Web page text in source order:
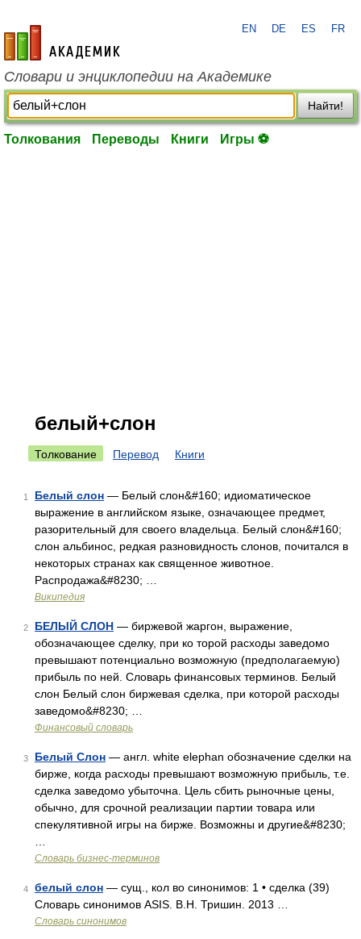
academic.ru
EN DE ES FR
Словари и энциклопедии на Академике
Найти!
Толкования Переводы Книги Игры ⚽
белый+слон
Толкование Перевод Книги
1 Белый слон — Белый слон&#160; идиоматическое
выражение в английском языке, означающее предмет,
разорительный для своего владельца. Белый слон&#160;
слон альбинос, редкая разновидность слонов, почитался в
некоторых странах как священное животное.
Распродажа&#8230; …
Википедия
2 БЕЛЫЙ СЛОН — биржевой жаргон, выражение,
обозначающее сделку, при ко торой расходы заведомо
превышают потенциально возможную (предполагаемую)
прибыль по ней. Словарь финансовых терминов. Белый
слон Белый слон биржевая сделка, при которой расходы
заведомо&#8230; …
Финансовый словарь
3 Белый Слон — англ. white elephan обозначение сделки на
бирже, когда расходы превышают возможную прибыль, т.е.
сделка заведомо убыточна. Цель сбить рыночные цены,
обычно, для срочной реализации партии товара или
спекулятивной игры на бирже. Возможны и другие&#8230;
Словарь бизнес-терминов
4 белый слон — сущ., кол во синонимов: 1 • сделка (39)
Словарь синонимов ASIS. В.Н. Тришин. 2013 …
Словарь синонимов